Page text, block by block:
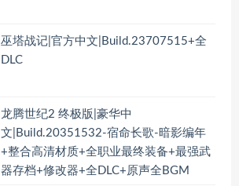
巫塔战记|官方中文|Build.23707515+全
DLC
龙腾世纪2 终极版|豪华中
文|Build.20351532-宿命长歌-暗影编年
+整合高清材质+全职业最终装备+最强武
器存档+修改器+全DLC+原声全BGM